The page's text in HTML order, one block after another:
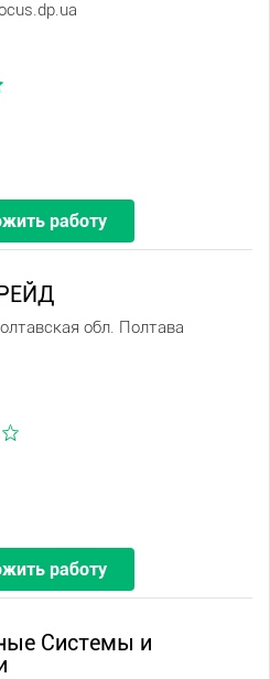
работу
обл. Полтава
работу
Системы и